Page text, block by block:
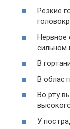
Резкие
Нервное
сильном
В
В
Во рту
У